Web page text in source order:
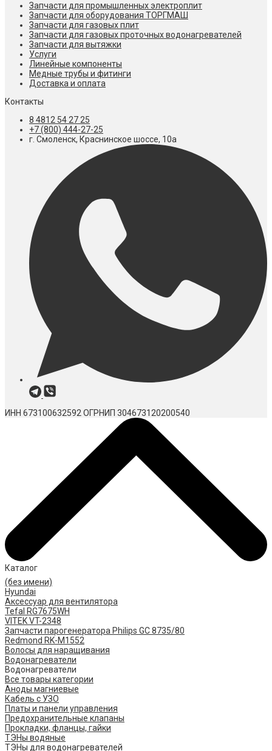
Запчасти для промышленных электроплит
Запчасти для оборудования ТОРГМАШ
Запчасти для газовых плит
Запчасти для газовых проточных водонагревателей
Запчасти для вытяжки
Услуги
Линейные компоненты
Медные трубы и фитинги
Доставка и оплата
Контакты
8 4812 54 27 25
+7 (800) 444-27-25
г. Смоленск, Краснинское шоссе, 10а
ИНН 673100632592 ОГРНИП 304673120200540
Каталог
(без имени)
Hyundai
Аксессуар для вентилятора
Tefal RG7675WH
VITEK VT-2348
Запчасти парогенератора Philips GC 8735/80
Redmond RK-M1552
Волосы для наращивания
Водонагреватели
Водонагреватели
Все товары категории
Аноды магниевые
Кабель с УЗО
Платы и панели управления
Предохранительные клапаны
Прокладки, фланцы, гайки
ТЭНы водяные
ТЭНы для водонагревателей